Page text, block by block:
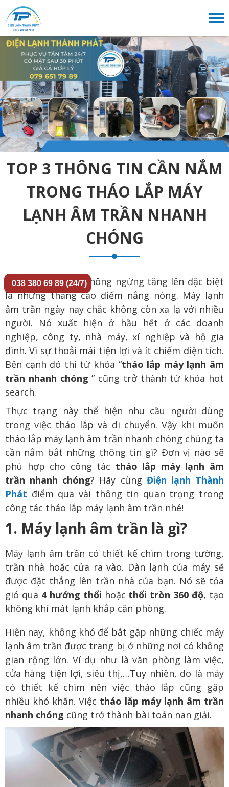
TOP 3 THÔNG TIN CẦN NẮM
TRONG THÁO LẮP MÁY
LẠNH ÂM TRẦN NHANH
CHÓNG
Nhiệt độ trái đất không ngừng tăng lên đặc biệt
là những tháng cao điểm nắng nóng. Máy lạnh
âm trần ngày nay chắc không còn xa lạ với nhiều
người. Nó xuất hiện ở hầu hết ở các doanh
nghiệp, công ty, nhà máy, xí nghiệp và hộ gia
đình. Vì sự thoải mái tiện lợi và ít chiếm diện tích.
Bên cạnh đó thì từ khóa “tháo lắp máy lạnh âm
trần nhanh chóng ” cũng trở thành từ khóa hot
search.
Thực trạng này thể hiện nhu cầu người dùng
trong việc tháo lắp và di chuyển. Vậy khi muốn
tháo lắp máy lạnh âm trần nhanh chóng chúng ta
cần nắm bắt những thông tin gì? Đơn vị nào sẽ
phù hợp cho công tác tháo lắp máy lạnh âm
trần nhanh chóng? Hãy cùng Điện lạnh Thành
Phát điểm qua vài thông tin quan trọng trong
công tác tháo lắp máy lạnh âm trần nhé!
1. Máy lạnh âm trần là gì?
Máy lạnh âm trần có thiết kế chìm trong tường,
trần nhà hoặc cửa ra vào. Dàn lạnh của máy sẽ
được đặt thẳng lên trần nhà của bạn. Nó sẽ tỏa
gió qua 4 hướng thổi hoặc thổi tròn 360 độ, tạo
không khí mát lạnh khắp căn phòng.
Hiện nay, không khó để bắt gặp những chiếc máy
lạnh âm trần được trang bị ở những nơi có không
gian rộng lớn. Ví dụ như là văn phòng làm việc,
cửa hàng tiện lợi, siêu thị,…Tuy nhiên, do là máy
có thiết kế chìm nên việc tháo lắp cũng gặp
nhiều khó khăn. Việc tháo lắp máy lạnh âm trần
nhanh chóng cũng trở thành bài toán nan giải.
038 380 69 89 (24/7)